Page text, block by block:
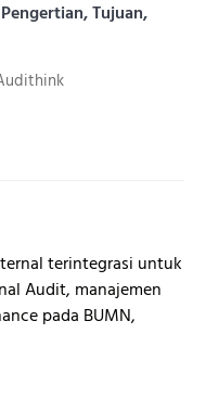
Tujuan,
terintegrasi untuk
Audit, manajemen
pada BUMN,